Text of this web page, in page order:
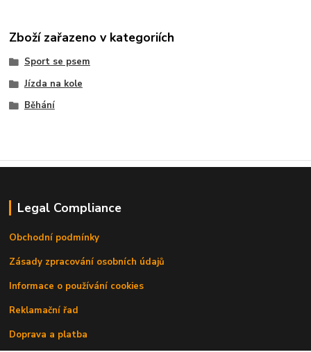
Zboží zařazeno v kategoriích
Sport se psem
Jízda na kole
Běhání
Legal Compliance
Obchodní podmínky
Zásady zpracování osobních údajů
Informace o používání cookies
Reklamační řad
Doprava a platba